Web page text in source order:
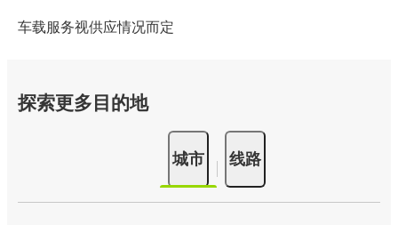
车载服务视供应情况而定
探索更多目的地
城市 线路